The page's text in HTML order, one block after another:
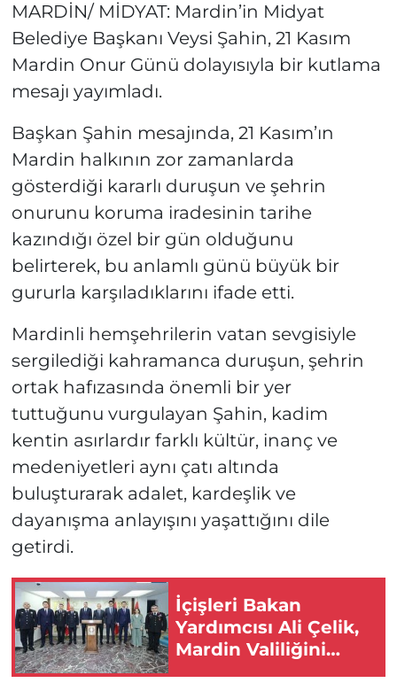
MARDİN/ MİDYAT: Mardin’in Midyat
Belediye Başkanı Veysi Şahin, 21 Kasım
Mardin Onur Günü dolayısıyla bir kutlama
mesajı yayımladı.
Başkan Şahin mesajında, 21 Kasım’ın
Mardin halkının zor zamanlarda
gösterdiği kararlı duruşun ve şehrin
onurunu koruma iradesinin tarihe
kazındığı özel bir gün olduğunu
belirterek, bu anlamlı günü büyük bir
gururla karşıladıklarını ifade etti.
Mardinli hemşehrilerin vatan sevgisiyle
sergilediği kahramanca duruşun, şehrin
ortak hafızasında önemli bir yer
tuttuğunu vurgulayan Şahin, kadim
kentin asırlardır farklı kültür, inanç ve
medeniyetleri aynı çatı altında
buluşturarak adalet, kardeşlik ve
dayanışma anlayışını yaşattığını dile
getirdi.
İçişleri Bakan
Yardımcısı Ali Çelik,
Mardin Valiliğini
Ziyaret Etti